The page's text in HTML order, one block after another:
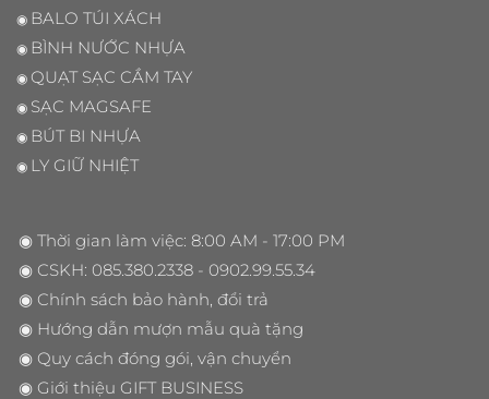
◉ BALO TÚI XÁCH
◉ BÌNH NƯỚC NHỰA
◉ QUẠT SẠC CẦM TAY
◉ SẠC MAGSAFE
◉ BÚT BI NHỰA
◉ LY GIỮ NHIỆT
◉ Thời gian làm việc: 8:00 AM - 17:00 PM
◉ CSKH: 085.380.2338 - 0902.99.55.34
◉ Chính sách bảo hành, đổi trả
◉ Hướng dẫn mượn mẫu quà tặng
◉ Quy cách đóng gói, vận chuyển
◉ Giới thiệu GIFT BUSINESS